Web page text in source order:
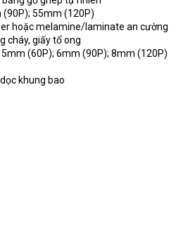
55mm (120P)
hoặc melamine/laminate an cường
cháy, giấy tổ ong
(60P); 6mm (90P); 8mm (120P)
khung bao